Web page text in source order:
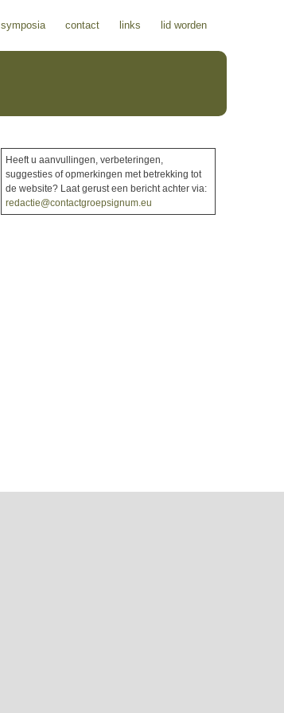
symposia contact links lid worden
Heeft u aanvullingen, verbeteringen,
suggesties of opmerkingen met betrekking tot
de website? Laat gerust een bericht achter via:
redactie@contactgroepsignum.eu